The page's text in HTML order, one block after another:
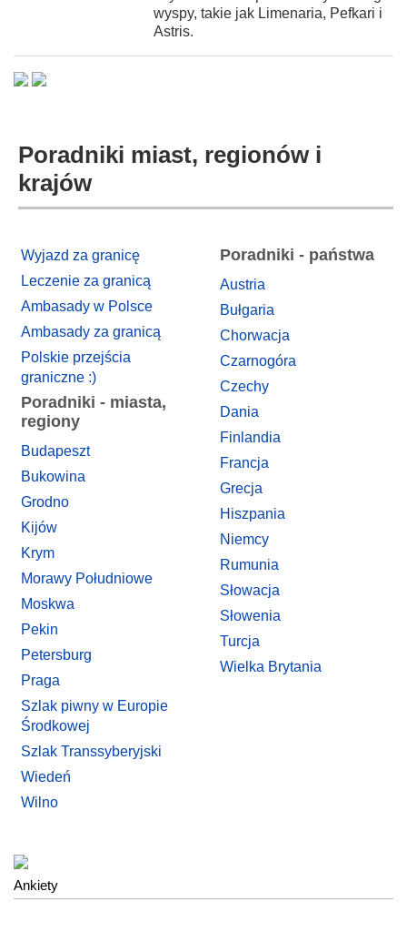
wyspy, takie jak Limenaria, Pefkari i
Astris.
Poradniki miast, regionów i
krajów
Wyjazd za granicę
Leczenie za granicą
Ambasady w Polsce
Ambasady za granicą
Polskie przejścia
graniczne :)
Poradniki - miasta,
regiony
Budapeszt
Bukowina
Grodno
Kijów
Krym
Morawy Południowe
Moskwa
Pekin
Petersburg
Praga
Szlak piwny w Europie
Środkowej
Szlak Transsyberyjski
Wiedeń
Wilno
Poradniki - państwa
Austria
Bułgaria
Chorwacja
Czarnogóra
Czechy
Dania
Finlandia
Francja
Grecja
Hiszpania
Niemcy
Rumunia
Słowacja
Słowenia
Turcja
Wielka Brytania
Ankiety